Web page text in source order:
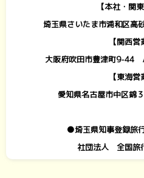
【本社・関
埼玉県さいたま市浦和区高
【関西営
大阪府吹田市豊津町9-44
【東海営
愛知県名古屋市中区錦
●埼玉県知事登録旅
社団法人 全国旅